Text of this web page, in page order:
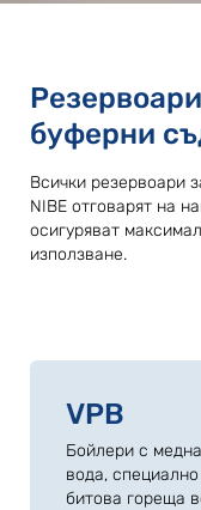
буферни
Всички резервоари
NIBE отговарят на
осигуряват
използване.
VPB
Бойлери с
вода,
битова гореща